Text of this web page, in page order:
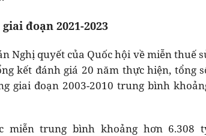
đoạn 2021-2023
Nghị quyết của Quốc hội về miễn thuế
kết đánh giá 20 năm thực hiện, tổng
giai đoạn 2003-2010 trung bình
miễn trung bình khoảng hơn 6.308